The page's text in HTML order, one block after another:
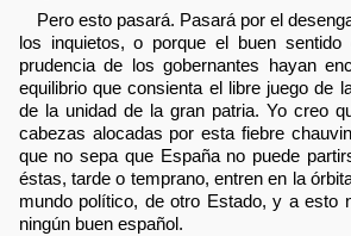
Pero esto pasará. Pasará por el
los inquietos, o porque el buen
prudencia de los gobernantes hayan
equilibrio que consienta el libre juego de
de la unidad de la gran patria. Yo creo
cabezas alocadas por esta fiebre
que no sepa que España no puede
éstas, tarde o temprano, entren en la
mundo político, de otro Estado, y a esto
ningún buen español.